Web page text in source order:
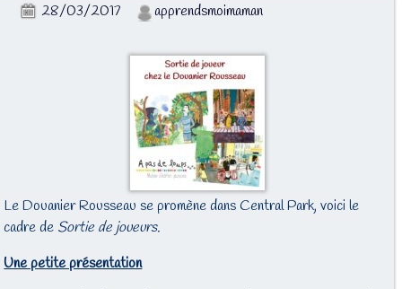
28/03/2017 apprendsmoimaman
Le Douanier Rousseau se promène dans Central Park, voici le
cadre de Sortie de joueurs.
Une petite présentation